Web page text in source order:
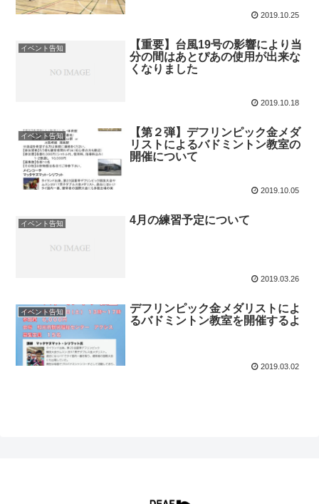
2019.10.25
イベント告知
【重要】台風19号の影響により当
分の間はあとぴあの使用が出来な
くなりました
2019.10.18
イベント告知
【第２弾】デフリンピック金メダ
リストによるバドミントン教室の
開催について
2019.10.05
イベント告知 4月の練習予定について
2019.03.26
イベント告知
デフリンピック金メダリストによ
るバドミントン教室を開催するよ
2019.03.02